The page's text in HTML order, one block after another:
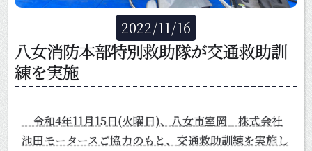
2022/11/16
八女消防本部特別救助隊が交通救助訓
練を実施
令和4年11月15日(火曜日)、八女市室岡 株式会社
池田モータースご協力のもと、交通救助訓練を実施し